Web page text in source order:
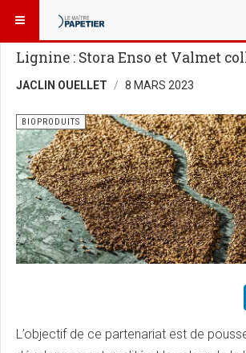
VOUS ÊTES ICI :
Lignine : Stora Enso et Valmet
JACLIN OUELLET 8 MARS 2023
BIOPRODUITS
L’objectif de ce partenariat est de